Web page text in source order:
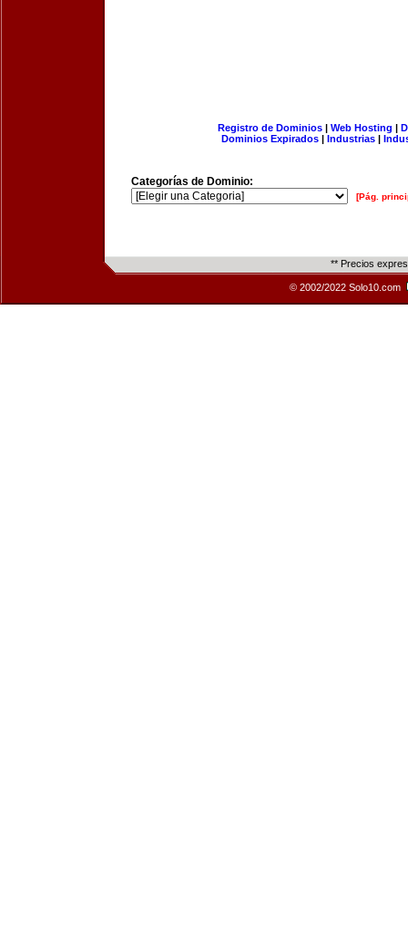
Registro de Dominios| Web Hosting |
Dominios Expirados | Industrias |
Categorías de Dominio:
[Pág.
** Precios
© 2002/2022 Solo10.com